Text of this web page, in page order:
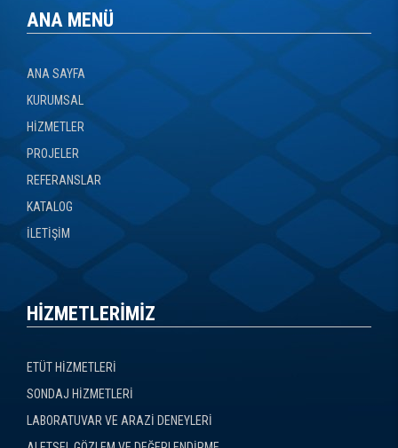
ANA MENÜ
ANA SAYFA
KURUMSAL
HİZMETLER
PROJELER
REFERANSLAR
KATALOG
İLETİŞİM
HİZMETLERİMİZ
ETÜT HİZMETLERİ
SONDAJ HİZMETLERİ
LABORATUVAR VE ARAZİ DENEYLERİ